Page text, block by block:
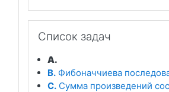
Список задач
A.
B. Фибоначчиева
C. Сумма произведений